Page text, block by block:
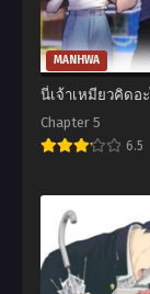
MANHWA
นี่เจ้าเหมียวคิดอ
Chapter 5
6.5